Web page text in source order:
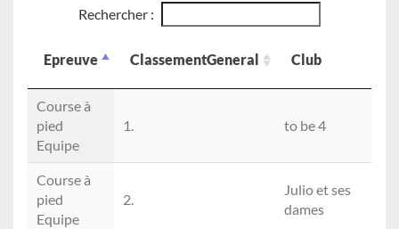
Rechercher :
Epreuve ClassementGeneral Club
Epreuve
Course à
pied
Equipe
1. to be 4
Course à
pied
Equipe
2.
Julio et ses
dames